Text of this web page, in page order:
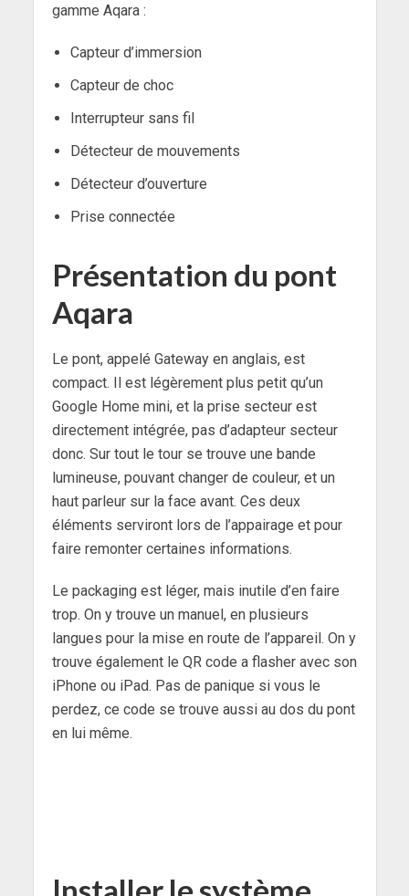
gamme Aqara :
Capteur d’immersion
Capteur de choc
Interrupteur sans fil
Détecteur de mouvements
Détecteur d’ouverture
Prise connectée
Présentation du pont
Aqara
Le pont, appelé Gateway en anglais, est
compact. Il est légèrement plus petit qu’un
Google Home mini, et la prise secteur est
directement intégrée, pas d’adapteur secteur
donc. Sur tout le tour se trouve une bande
lumineuse, pouvant changer de couleur, et un
haut parleur sur la face avant. Ces deux
éléments serviront lors de l’appairage et pour
faire remonter certaines informations.
Le packaging est léger, mais inutile d’en faire
trop. On y trouve un manuel, en plusieurs
langues pour la mise en route de l’appareil. On y
trouve également le QR code a flasher avec son
iPhone ou iPad. Pas de panique si vous le
perdez, ce code se trouve aussi au dos du pont
en lui même.